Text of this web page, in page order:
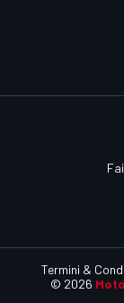
© 2026
Termini &